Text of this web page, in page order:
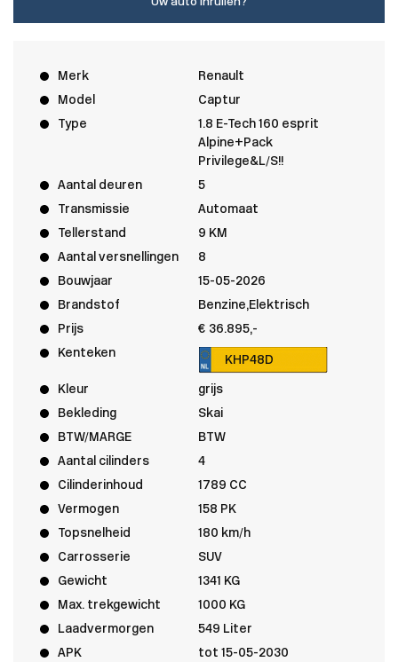
Uw auto inruilen?
Merk
Renault
Model
Captur
Type
1.8 E-Tech 160 esprit
Alpine+Pack
Privilege&L/S!!
Aantal deuren
5
Transmissie
Automaat
Tellerstand
9 KM
Aantal versnellingen
8
Bouwjaar
15-05-2026
Brandstof
Benzine,Elektrisch
Prijs
€ 36.895,-
Kenteken
KHP48D
Kleur
grijs
Bekleding
Skai
BTW/MARGE
BTW
Aantal cilinders
4
Cilinderinhoud
1789 CC
Vermogen
158 PK
Topsnelheid
180 km/h
Carrosserie
SUV
Gewicht
1341 KG
Max. trekgewicht
1000 KG
Laadvermorgen
549 Liter
APK
tot 15-05-2030